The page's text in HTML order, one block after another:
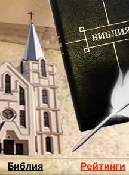
Библия Рейтинги